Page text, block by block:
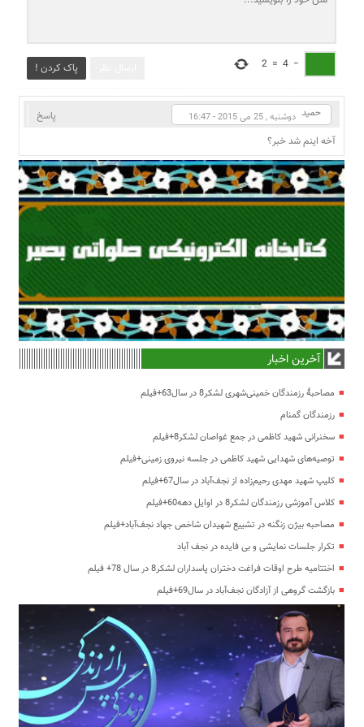
پاک کردن ! −
4
=
2
حمید دوشنبه , 25 می 2015 - 16:47
پاسخ
آخه اینم شد خبر؟
آخرین اخبار
مصاحبۀ رزمندگان خمینی‌شهری لشکر8 در سال63+فیلم
رزمندگان گمنام
سخنرانی شهید کاظمی در جمع غواصان لشکر8+فیلم
توصیه‌های شهدایی شهید کاظمی در جلسه نیروی زمینی+فیلم
کلیپ شهید مهدی رحیم‌زاده از نجف‌آباد در سال67+فیلم
کلاس آموزشی رزمندگان لشکر8 در اوایل دهه60+فیلم
مصاحبه بیژن زنگنه در تشییع شهیدان شاخص جهاد نجف‌آباد+فیلم
تکرار جلسات نمایشی و بی فایده در نجف آباد
اختتامیه طرح اوقات فراغت دختران پاسداران لشکر8 در سال 78+ فیلم
بازگشت گروهی از آزادگان نجف‌آباد در سال69+فیلم